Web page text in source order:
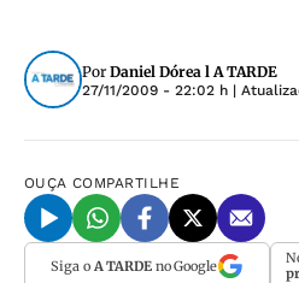
Por Daniel Dórea l A TARDE
27/11/2009 - 22:02 h |
OUÇA COMPARTILHE
Siga o A TARDEno Google